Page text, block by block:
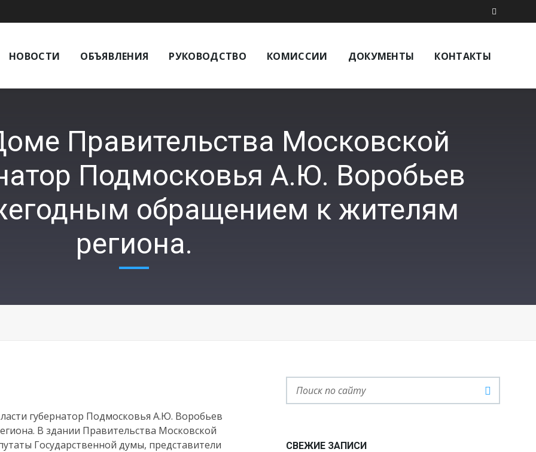
НОВОСТИ ОБЪЯВЛЕНИЯ РУКОВОДСТВО КОМИССИИ ДОКУМЕНТЫ КОНТАКТЫ
Правительства Московской
Подмосковья А.Ю. Воробьев
обращением к жителям
региона.
губернатор Подмосковья А.Ю. Воробьев
В здании Правительства Московской
Государственной думы, представители
СВЕЖИЕ ЗАПИСИ